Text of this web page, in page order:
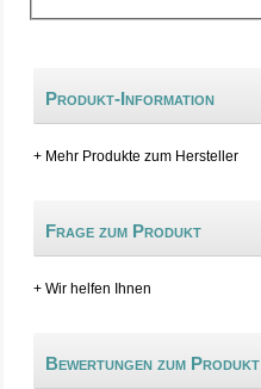
Produkt-Information
+ Mehr Produkte zum Hersteller
Frage zum Produkt
+ Wir helfen Ihnen
Bewertungen zum Produkt